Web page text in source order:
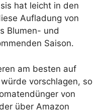
hat leicht in den
Aufladung von
Blumen- und
Saison.
am besten auf
vorschlagen, so
von
über Amazon